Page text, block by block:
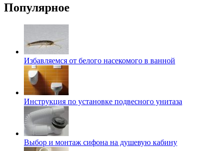
Популярное
Избавляемся от белого насекомого в ванной
Инструкция по установке подвесного унитаза
Выбор и монтаж сифона на душевую кабину